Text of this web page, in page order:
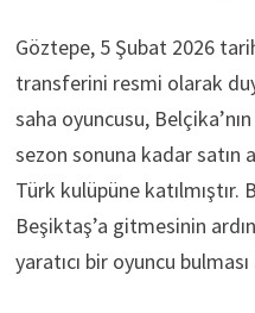
Göztepe, 5 Şubat 2026
transferini resmi olarak
saha oyuncusu,
sezon sonuna kadar satın
Türk kulüpüne katılmıştır.
Beşiktaş’a gitmesinin
yaratıcı bir oyuncu